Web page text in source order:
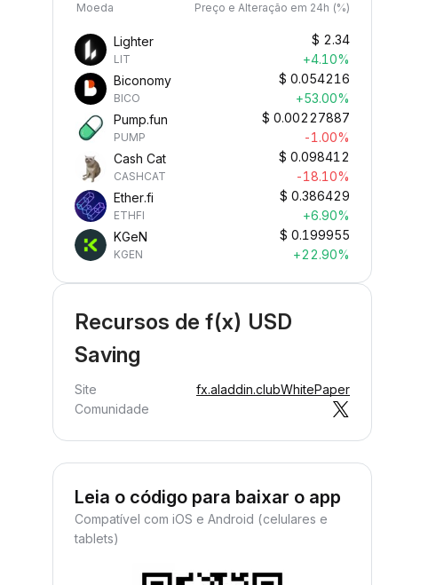
Moeda Preço e Alteração em 24h (%)
Lighter
LIT
$ 2.34
+4.10%
Biconomy
BICO
$ 0.054216
+53.00%
Pump.fun
PUMP
$ 0.00227887
-1.00%
Cash Cat
CASHCAT
$ 0.098412
-18.10%
Ether.fi
ETHFI
$ 0.386429
+6.90%
KGeN
KGEN
$ 0.199955
+22.90%
Recursos de f(x) USD
Saving
Site fx.aladdin.clubWhitePaper
Comunidade
Leia o código para baixar o app
Compatível com iOS e Android (celulares e
tablets)